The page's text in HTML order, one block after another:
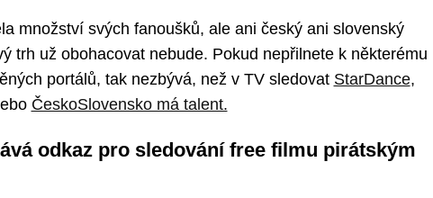
množství svých fanoušků, ale ani český ani slovenský
trh už obohacovat nebude. Pokud nepřilnete k některému
portálů, tak nezbývá, než v TV sledovat StarDance,
ČeskoSlovensko má talent.
odkaz pro sledování free filmu pirátským